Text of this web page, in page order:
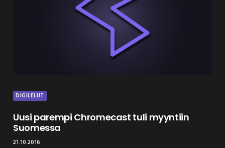
DIGILELUT
Uusi parempi Chromecast tuli myyntiin
Suomessa
21.10.2016